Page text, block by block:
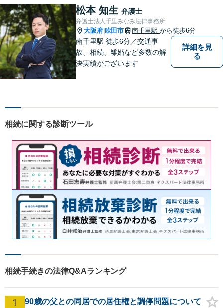
いリーガルサービスを提供し
ます。
松本 知生 弁護士
弁護士法人千里みなみ法律事務所
大阪府 吹田市 南千里駅 から徒歩6分
南千里駅 徒歩6分／交通事
故、相続、離婚など多数の解
決実績がございます
詳細を見
る
相続に関する診断ツール
相続手続きの法律Q&Aランキング
1 90歳の父との同居での居住権と調停問題について